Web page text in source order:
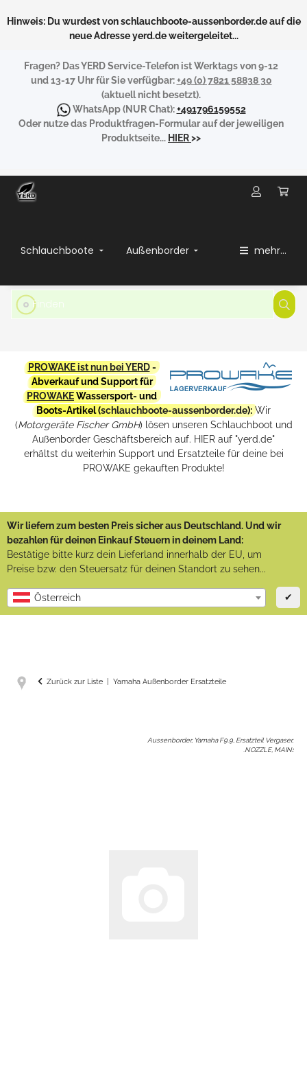
Hinweis: Du wurdest von schlauchboote-aussenborder.de auf die
neue Adresse yerd.de weitergeleitet...
Fragen? Das YERD Service-Telefon ist Werktags von 9-12
und 13-17 Uhr für Sie verfügbar:+49 (0) 7821 58838 30
(aktuell nicht besetzt).
WhatsApp(NUR Chat):+491796159552
Oder nutze das Produktfragen-Formular auf der jeweiligen
Produktseite... HIER>>
Schlauchboote Außenborder mehr...
PROWAKE ist nun bei YERD-
Abverkauf und Support für
PROWAKEWassersport- und
Boots-Artikel (schlauchboote-aussenborder.de): Wir
(Motorgeräte Fischer GmbH) lösen unseren Schlauchboot und
Außenborder Geschäftsbereich auf. HIER auf "yerd.de"
erhältst du weiterhin Support und Ersatzteile für deine bei
PROWAKE gekauften Produkte!
Wir liefern zum besten Preis sicher aus Deutschland. Und wir
bezahlen für deinen Einkauf Steuern in deinem Land:
Bestätige bitte kurz dein Lieferland innerhalb der EU, um
Preise bzw. den Steuersatz für deinen Standort zu sehen...
Österreich ✔
Zurück zur Liste Yamaha Außenborder Ersatzteile
Aussenborder, Yamaha F9.9, Ersatzteil Vergaser,
.NOZZLE, MAIN: